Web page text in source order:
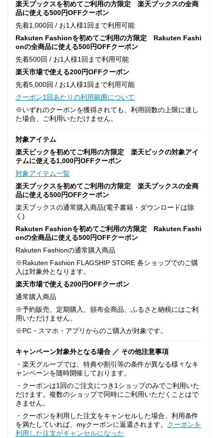
楽天ブックスを初めてご利用の方限定 楽天ブックスの全商
品に使える500円OFFクーポン
先着1,000回 / お1人様1回まで利用可能
Rakuten Fashionを初めてご利用の方限定 Rakuten Fashi
onの全商品に使える500円OFFクーポン
先着500回 / お1人様1回まで利用可能
楽天市場で使える200円OFFクーポン
先着5,000回 / お1人様1回まで利用可能
クーポン1回あたりの利用範囲について
※いずれのクーポンを獲得されても、利用回数の上限に達し
た場合、ご利用いただけません。
対象アイテム
楽天ビックを初めてご利用の方限定 楽天ビックの対象アイ
テムに使える1,000円OFFクーポン
対象アイテム一覧
楽天ブックスを初めてご利用の方限定 楽天ブックスの全商
品に使える500円OFFクーポン
楽天ブックスの通常購入商品(電子書籍・ダウンロードは除
く)
Rakuten Fashionを初めてご利用の方限定 Rakuten Fashi
onの全商品に使える500円OFFクーポン
Rakuten Fashionの通常購入商品
※Rakuten Fashion FLAGSHIP STORE 各ショップでのご購
入は対象外となります。
楽天市場で使える200円OFFクーポン
通常購入商品
※予約販売、定期購入、頒布会商品、ふるさと納税にはご利
用いただけません。
※PC・スマホ・アプリからのご購入が対象です。
キャンペーン対象外となる場合 ／ その他注意事項
・楽天グループでは、特典や割引等の条件が異なる様々なキ
ャンペーンを随時開催しております。
・クーポンは1回のご注文につき1ショップのみでご利用いた
だけます。複数のショップで同時にご利用いただくことはで
きません。
・クーポンを利用した注文をキャンセルした場合、利用条件
を満たしていれば、myクーポンに返還されます。 クーポンを
利用した注文がキャンセルになった